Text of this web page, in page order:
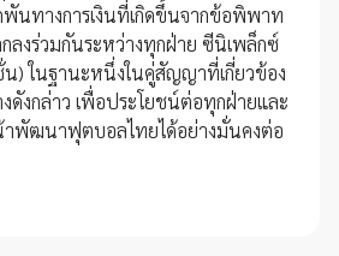
นทางการเงินที่เกิดขึ้นจากข้อพิพาท
ลงร่วมกันระหว่างทุกฝ่าย ซีนิเพล็กซ์
น) ในฐานะหนึ่งในคู่สัญญาที่เกี่ยวข้อง
งกล่าว เพื่อประโยชน์ต่อทุกฝ่ายและ
าพัฒนาฟุตบอลไทยได้อย่างมั่นคงต่อ